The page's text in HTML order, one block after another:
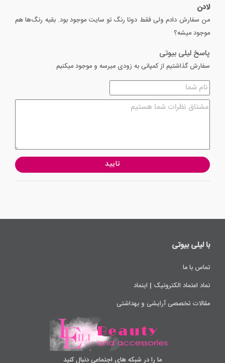
لادن
من سفارش دادم ولی فقط دوتا رنگ تو سایت موجود بود. بقیه رنگ‌ها هم
موجود میشه؟
پاسخ لیلی بیوتی
سفارش گذاشتیم از کمپانی به زودی میرسه و موجود میکنیم
تایید
با لیلی ‌بیوتی
تماس با ما
نماد اعتماد الکترونیک | اینماد
مقالات تخصصی آرایشی و بهداشتی
ما را در شبکه های اجتماعی دنبال کنید